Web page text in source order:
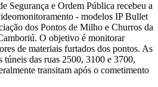
Segurança e Ordem Pública recebeu a
- modelos IP Bullet
dos Pontos de Milho e Churros da
O objetivo é monitorar
de materiais furtados dos pontos. As
túneis das ruas 2500, 3100 e 3700,
transitam após o cometimento